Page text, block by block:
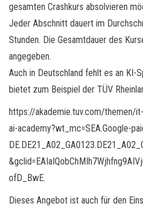
gesamten Crashkurs absolvieren
Jeder Abschnitt dauert im
Stunden. Die Gesamtdauer des
angegeben.
Auch in Deutschland fehlt es an KI-
bietet zum Beispiel der TÜV
https://akademie.tuv.com/themen/
ai-academy?wt_mc=SEA.Google-
ofD_BwE.
Dieses Angebot ist auch für den